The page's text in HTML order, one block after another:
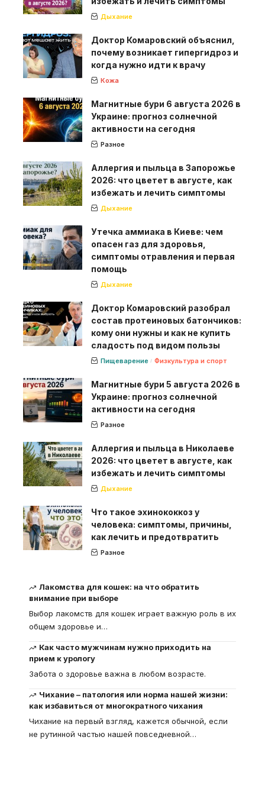
Дыхание
Доктор Комаровский объяснил,
почему возникает гипергидроз и
когда нужно идти к врачу
Кожа
Магнитные бури 6 августа 2026 в
Украине: прогноз солнечной
активности на сегодня
Разное
Аллергия и пыльца в Запорожье
2026: что цветет в августе, как
избежать и лечить симптомы
Дыхание
Утечка аммиака в Киеве: чем
опасен газ для здоровья,
симптомы отравления и первая
помощь
Дыхание
Доктор Комаровский разобрал
состав протеиновых батончиков:
кому они нужны и как не купить
сладость под видом пользы
Пищеварение Физкультура и спорт
Магнитные бури 5 августа 2026 в
Украине: прогноз солнечной
активности на сегодня
Разное
Аллергия и пыльца в Николаеве
2026: что цветет в августе, как
избежать и лечить симптомы
Дыхание
Что такое эхинококкоз у
человека: симптомы, причины,
как лечить и предотвратить
Разное
Лакомства для кошек: на что обратить
внимание при выборе
Выбор лакомств для кошек играет важную роль в их
общем здоровье и…
Как часто мужчинам нужно приходить на
прием к урологу
Забота о здоровье важна в любом возрасте.
Чихание – патология или норма нашей жизни:
как избавиться от многократного чихания
Чихание на первый взгляд, кажется обычной, если
не рутинной частью нашей повседневной…